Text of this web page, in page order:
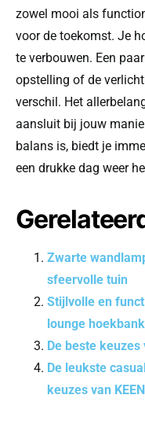
zowel mooi als
voor de toekomst. Je
te verbouwen. Een
opstelling of de
verschil. Het
aansluit bij jouw
balans is, biedt je
een drukke dag weer
Zwarte
sfeervolle tuin
Stijlvolle en
lounge
De beste
De leukste
keuzes van KEEN